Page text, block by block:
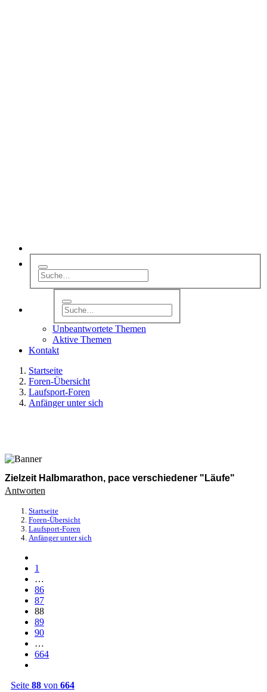
Unbeantwortete Themen
Aktive Themen
Kontakt
Startseite
Foren-Übersicht
Laufsport-Foren
Anfänger unter sich
Zielzeit Halbmarathon, pace verschiedener "Läufe"
Antworten
Startseite
Foren-Übersicht
Laufsport-Foren
Anfänger unter sich
1
…
86
87
88
89
90
…
664
Seite 88 von 664